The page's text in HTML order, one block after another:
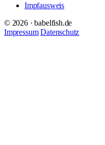
Impfausweis
© 2026 · babelfish.de
Impressum Datenschutz